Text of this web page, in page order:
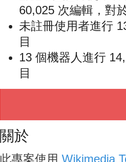
60,025 次編輯，對
未註冊使用者進行
目
13 個機器人進行
目
關於
此專案使用 Wikimedia